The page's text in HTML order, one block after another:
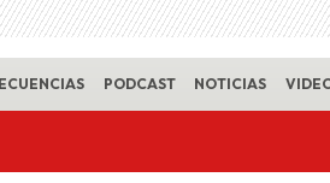
PODCAST NOTICIAS